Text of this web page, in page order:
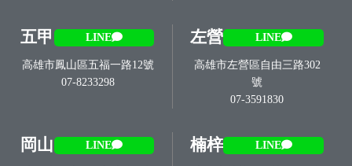
五甲 LINE
高雄市鳳山區五福一路12號
07-8233298
左營 LINE
高雄市左營區自由三路302
號
07-3591830
岡山 LINE 楠梓 LINE